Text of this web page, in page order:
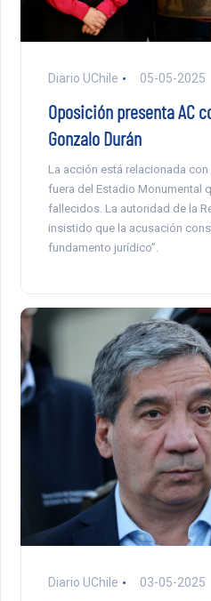
Diario UChile 05-05-2025
Oposición presenta AC
Gonzalo Durán
La acción está relacionada
fuera del Estadio Monumental
fallecidos. La autoridad de la
insistido que la acusación
fundamento jurídico”.
Diario UChile 03-05-2025